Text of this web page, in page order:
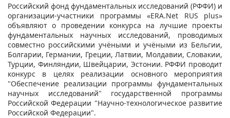
Российский фонд фундаментальных исследований (РФФИ) и
организации-участники программы «ERA.Net RUS plus»
объявляют о проведении конкурса на лучшие проекты
фундаментальных научных исследований, проводимых
совместно российскими учёными и учёными из Бельгии,
Болгарии, Германии, Греции, Латвии, Молдавии, Словакии,
Турции, Финляндии, Швейцарии, Эстонии. РФФИ проводит
конкурс в целях реализации основного мероприятия
"Обеспечение реализации программы фундаментальных
научных исследований" государственной программы
Российской Федерации "Научно-технологическое развитие
Российской Федерации".